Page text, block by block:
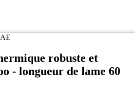
robuste et
- longueur de lame 60